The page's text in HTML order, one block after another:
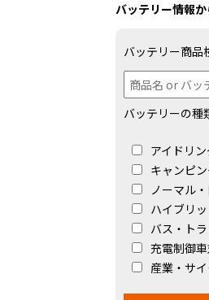
バッテリー情報
バッテリー商品
バッテリーの種
アイドリ
キャンピ
ノーマル
ハイブリ
バス・ト
充電制御
産業・サ